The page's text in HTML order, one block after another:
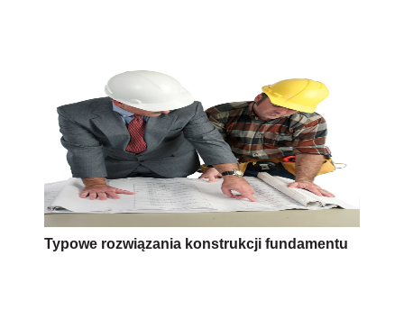
Typowe rozwiązania konstrukcji fundamentu